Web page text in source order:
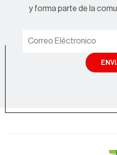
y forma parte de la